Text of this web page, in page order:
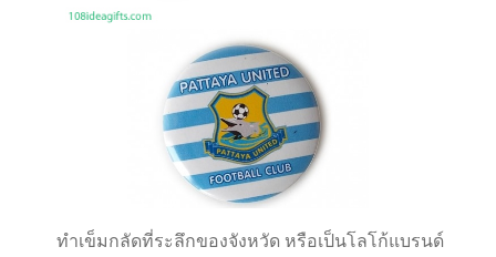
ทำเข็มกลัดที่ระลึกของจังหวัด หรือเป็นโลโก้แบรนด์